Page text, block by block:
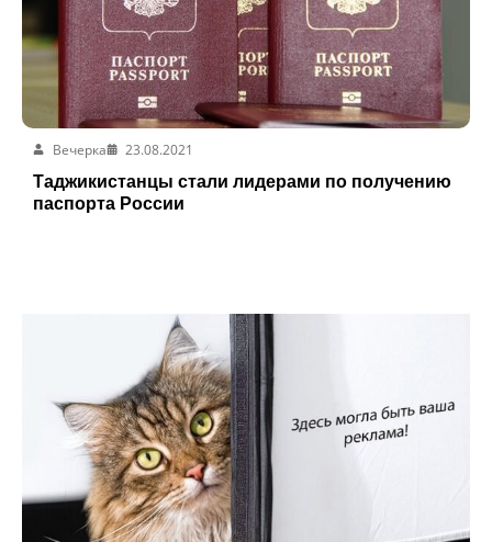
Вечерка
23.08.2021
Таджикистанцы стали лидерами по получению
паспорта России